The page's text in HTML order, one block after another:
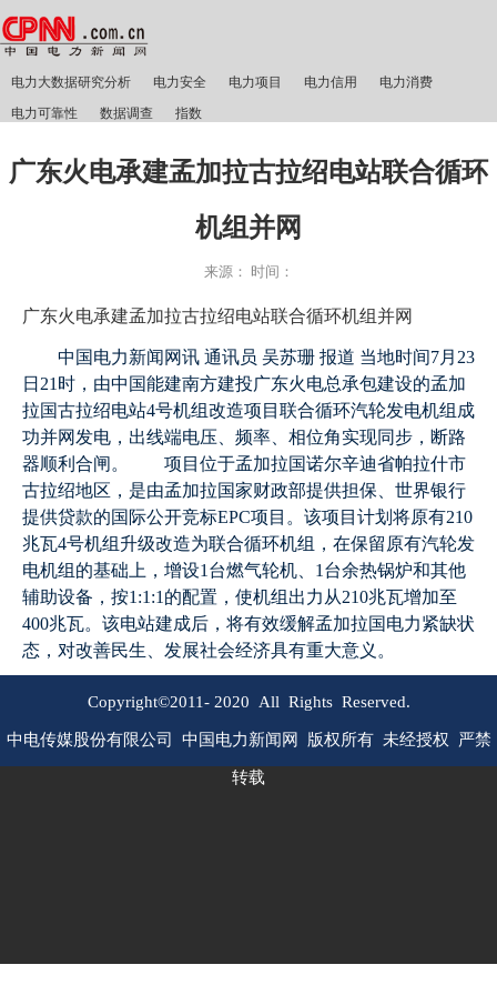
电力大数据研究分析 电力安全 电力项目 电力信用
电力消费
电力可靠性
数据调查 指数
广东火电承建孟加拉古拉绍电站联合循环
机组并网
来源： 时间：
广东火电承建孟加拉古拉绍电站联合循环机组并网
中国电力新闻网讯 通讯员 吴苏珊 报道 当地时间7月23
日21时，由中国能建南方建投广东火电总承包建设的孟加
拉国古拉绍电站4号机组改造项目联合循环汽轮发电机组成
功并网发电，出线端电压、频率、相位角实现同步，断路
器顺利合闸。
项目位于孟加拉国诺尔辛迪省帕拉什市
古拉绍地区，是由孟加拉国家财政部提供担保、世界银行
提供贷款的国际公开竞标EPC项目。该项目计划将原有210
兆瓦4号机组升级改造为联合循环机组，在保留原有汽轮发
电机组的基础上，增设1台燃气轮机、1台余热锅炉和其他
辅助设备，按1:1:1的配置，使机组出力从210兆瓦增加至
400兆瓦。该电站建成后，将有效缓解孟加拉国电力紧缺状
态，对改善民生、发展社会经济具有重大意义。
Copyright©2011- 2020 All Rights Reserved.
中电传媒股份有限公司 中国电力新闻网 版权所有 未经授权 严禁
转载